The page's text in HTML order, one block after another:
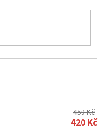
450 Kč
420 Kč